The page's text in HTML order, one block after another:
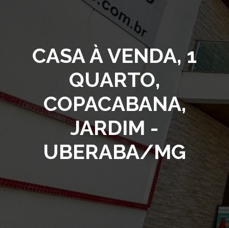
CASA À VENDA, 1
QUARTO,
COPACABANA,
JARDIM -
UBERABA/MG